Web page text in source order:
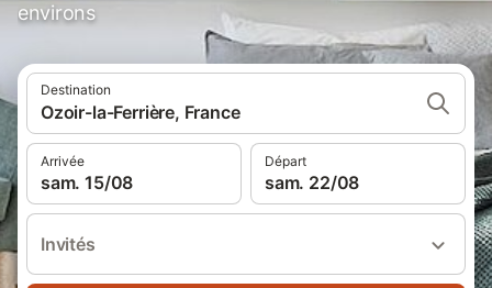
environs
Destination
Ozoir-la-Ferrière, France
Arrivée
sam. 15/08
Départ
sam. 22/08
Invités